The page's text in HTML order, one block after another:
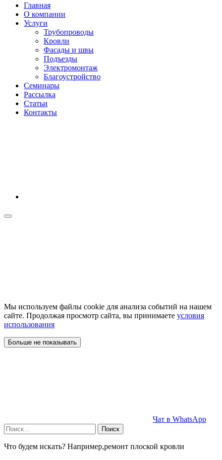
Главная
О компании
Услуги
Трубопроводы
Кровли
Фасады и швы
Подъезды
Электромонтаж
Благоустройство
Семинары
Рассылка
Статьи
Контакты
Мы используем файлы cookie для анализа событий на нашем
сайте. Продолжая просмотр сайта, вы принимаете условия
использования
Больше не показывать
Чат в WhatsApp
Найти:
Что будем искать? Например,ремонт плоской кровли